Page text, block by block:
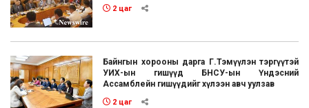
2 цаг
Байнгын хорооны дарга Г.Тэмүүлэн тэргүүтэй
УИХ-ын гишүүд БНСУ-ын Үндэсний
Ассамблейн гишүүдийг хүлээн авч уулзав
2 цаг